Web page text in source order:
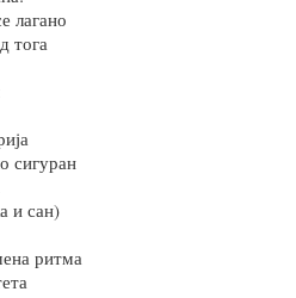
лагано
тога
сигуран
и сан)
ритма